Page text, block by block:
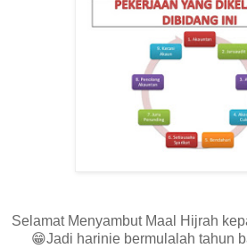
Selamat Menyambut Maal Hijrah
😁Jadi harinie bermulalah tahun